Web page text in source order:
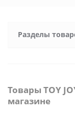
Разделы
Товары TOY
магазине